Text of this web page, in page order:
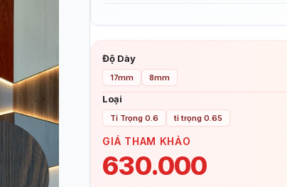
Độ Dày
17mm 8mm
Loại
Tỉ Trọng 0.6 tỉ trọng 0.65
GIÁ THAM KHẢO
630.000